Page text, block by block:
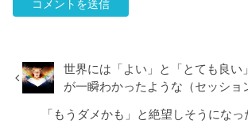
世界には「よい」と「とても良い
が一瞬わかったような（セッショ
「もうダメかも」と絶望しそうになっ